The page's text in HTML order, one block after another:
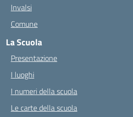
Invalsi
Comune
La Scuola
Presentazione
I luoghi
I numeri della scuola
Le carte della scuola